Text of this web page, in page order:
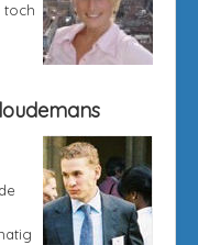
toch